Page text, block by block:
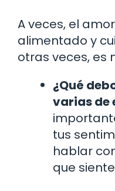
A veces, el
alimentado y
otras veces, es
¿Qué
varias de
tus
hablar
que